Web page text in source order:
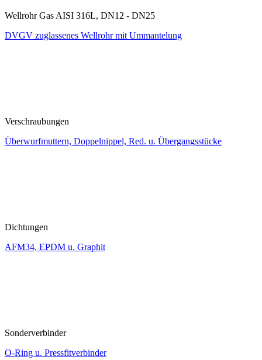
Wellrohr Gas AISI 316L, DN12 - DN25
DVGV zuglassenes Wellrohr mit Ummantelung
Verschraubungen
Überwurfmuttern, Doppelnippel, Red. u. Übergangsstücke
Dichtungen
AFM34, EPDM u. Graphit
Sonderverbinder
O-Ring u. Pressfitverbinder